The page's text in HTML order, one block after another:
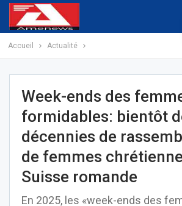
Accueil Actualité
Week-ends des
formidables: bientôt
décennies de
de femmes
Suisse romande
En 2025, les «week-ends des